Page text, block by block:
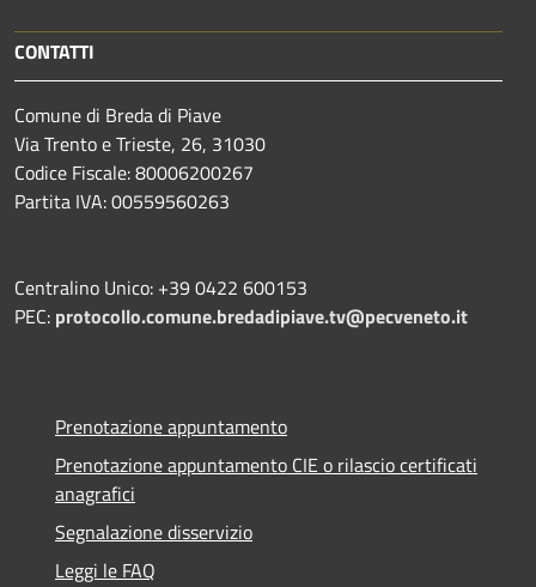
CONTATTI
Comune di Breda di Piave
Via Trento e Trieste, 26, 31030
Codice Fiscale: 80006200267
Partita IVA: 00559560263
Centralino Unico: +39 0422 600153
PEC: protocollo.comune.bredadipiave.tv@pecveneto.it
Prenotazione appuntamento
Prenotazione appuntamento CIE o rilascio certificati
anagrafici
Segnalazione disservizio
Leggi le FAQ